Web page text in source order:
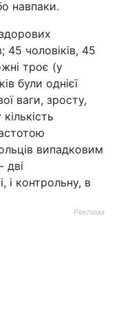
навпаки.
45 чоловіків, 45
троє (у
були однієї
ваги, зросту,
випадковим
дві
і контрольну, в
Реклама